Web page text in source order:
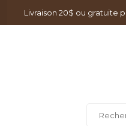
Livraison 20$ ou gratuite